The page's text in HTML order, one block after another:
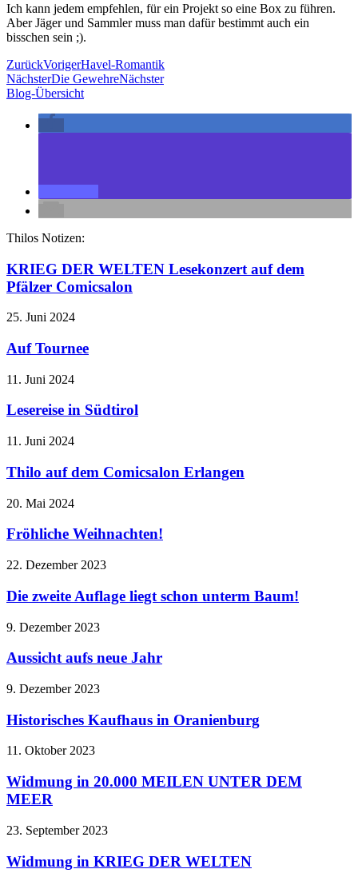
Ich kann jedem empfehlen, für ein Projekt so eine Box zu führen.
Aber Jäger und Sammler muss man dafür bestimmt auch ein
bisschen sein ;).
ZurückVorigerHavel-Romantik
NächsterDie GewehreNächster
Blog-Übersicht
Thilos Notizen:
KRIEG DER WELTEN Lesekonzert auf dem
Pfälzer Comicsalon
25. Juni 2024
Auf Tournee
11. Juni 2024
Lesereise in Südtirol
11. Juni 2024
Thilo auf dem Comicsalon Erlangen
20. Mai 2024
Fröhliche Weihnachten!
22. Dezember 2023
Die zweite Auflage liegt schon unterm Baum!
9. Dezember 2023
Aussicht aufs neue Jahr
9. Dezember 2023
Historisches Kaufhaus in Oranienburg
11. Oktober 2023
Widmung in 20.000 MEILEN UNTER DEM
MEER
23. September 2023
Widmung in KRIEG DER WELTEN